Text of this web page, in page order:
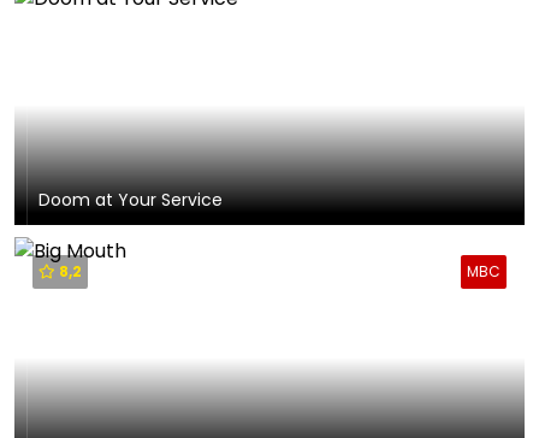
Doom at Your Service
MBC
8,2